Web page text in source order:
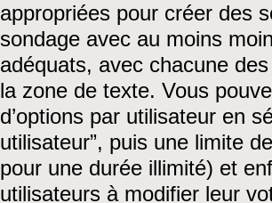
appropriées pour créer des
sondage avec au moins
adéquats, avec chacune
la zone de texte. Vous
d’options par utilisateur en
utilisateur”, puis une limite
pour une durée illimité) et
utilisateurs à modifier leur